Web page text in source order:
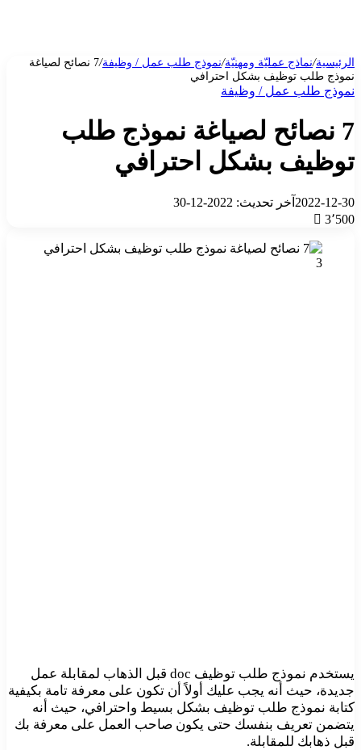
الرئيسية/نماذج عمليّة ومهنيّة/نموذج طلب عمل / وظيفة/
7 نصائح لصياغة
نموذج طلب توظيف بشكل احترافي
نموذج طلب عمل / وظيفة
7 نصائح لصياغة نموذج طلب
توظيف بشكل احترافي
2022-12-30 آخر تحديث: 2022-12-30
3٬500
يستخدم نموذج طلب توظيف doc قبل الذهاب لمقابلة عمل
جديدة، حيث أنه يجب عليك أولاً أن تكون على معرفة تامة بكيفية
كتابة نموذج طلب توظيف بشكل بسيط واحترافي، حيث أنه
يتضمن تعريف بنفسك حتى يكون صاحب العمل على معرفة بك
قبل ذهابك للمقابلة.